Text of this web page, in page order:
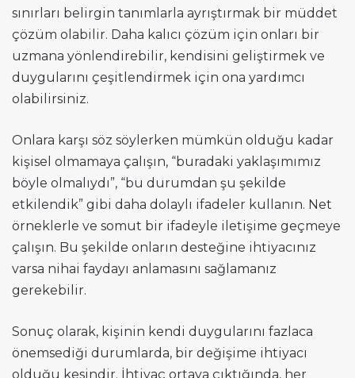
sınırları belirgin tanımlarla ayrıştırmak bir müddet
çözüm olabilir. Daha kalıcı çözüm için onları bir
uzmana yönlendirebilir, kendisini geliştirmek ve
duygularını çeşitlendirmek için ona yardımcı
olabilirsiniz.
Onlara karşı söz söylerken mümkün olduğu kadar
kişisel olmamaya çalışın, “buradaki yaklaşımımız
böyle olmalıydı”, “bu durumdan şu şekilde
etkilendik” gibi daha dolaylı ifadeler kullanın. Net
örneklerle ve somut bir ifadeyle iletişime geçmeye
çalışın. Bu şekilde onların desteğine ihtiyacınız
varsa nihai faydayı anlamasını sağlamanız
gerekebilir.
Sonuç olarak, kişinin kendi duygularını fazlaca
önemsediği durumlarda, bir değişime ihtiyacı
olduğu kesindir. İhtiyaç ortaya çıktığında, her